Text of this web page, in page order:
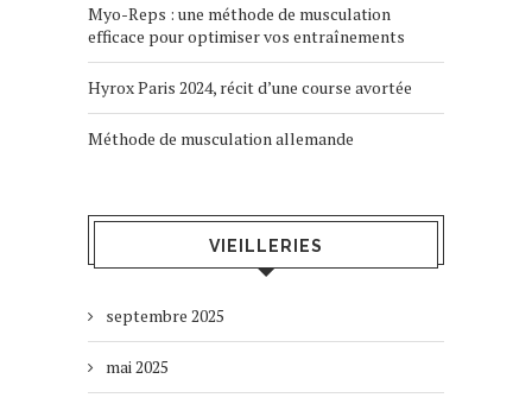
Myo-Reps : une méthode de musculation
efficace pour optimiser vos entraînements
Hyrox Paris 2024, récit d’une course avortée
Méthode de musculation allemande
VIEILLERIES
septembre 2025
mai 2025